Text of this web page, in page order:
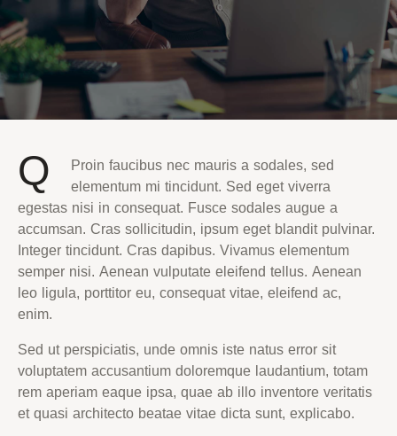
Q Proin faucibus nec mauris a sodales, sed
elementum mi tincidunt. Sed eget viverra
egestas nisi in consequat. Fusce sodales augue a
accumsan. Cras sollicitudin, ipsum eget blandit pulvinar.
Integer tincidunt. Cras dapibus. Vivamus elementum
semper nisi. Aenean vulputate eleifend tellus. Aenean
leo ligula, porttitor eu, consequat vitae, eleifend ac,
enim.
Sed ut perspiciatis, unde omnis iste natus error sit
voluptatem accusantium doloremque laudantium, totam
rem aperiam eaque ipsa, quae ab illo inventore veritatis
et quasi architecto beatae vitae dicta sunt, explicabo.